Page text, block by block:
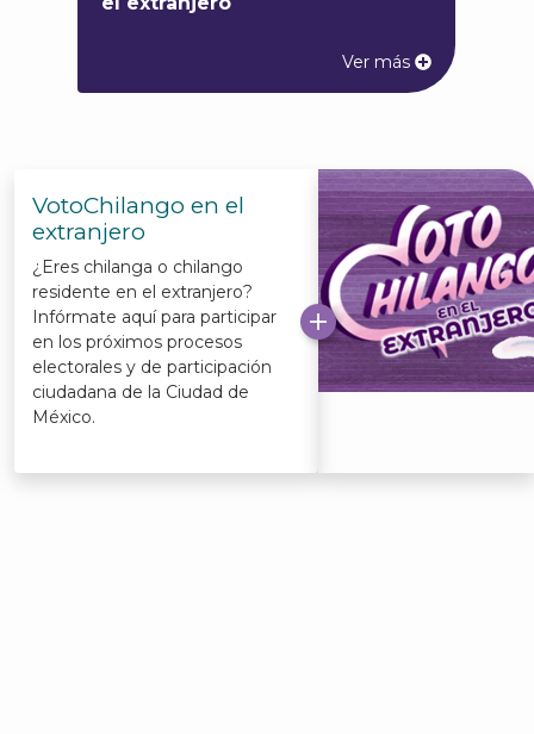
Ver más
VotoChilango en el
extranjero
¿Eres chilanga o chilango
residente en el extranjero?
Infórmate aquí para participar
en los próximos procesos
electorales y de participación
ciudadana de la Ciudad de
México.